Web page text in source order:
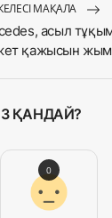
МАҚАЛА
асыл
қажысын
ҚАНДАЙ?
0